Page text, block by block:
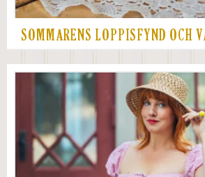
SOMMARENS LOPPISFYND OCH